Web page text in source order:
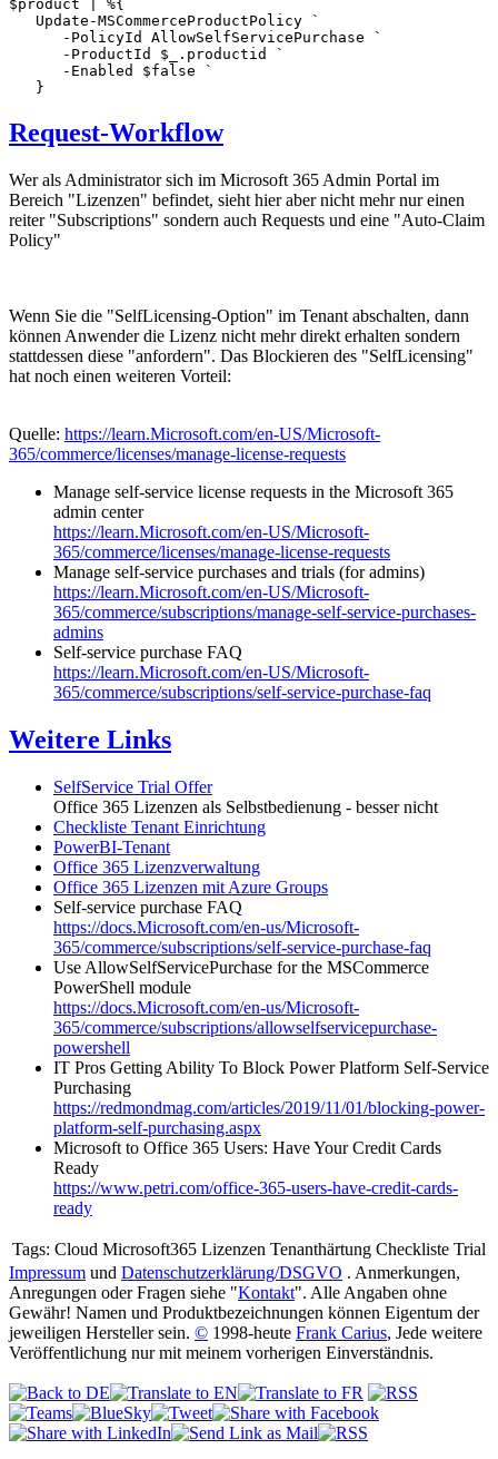
$product | %{
   Update-MSCommerceProductPolicy `
      -PolicyId AllowSelfServicePurchase `
      -ProductId $_.productid `
      -Enabled $false `
Request-Workflow
Wer als Administrator sich im Microsoft 365 Admin Portal im
Bereich "Lizenzen" befindet, sieht hier aber nicht mehr nur einen
reiter "Subscriptions" sondern auch Requests und eine "Auto-Claim
Policy"
Wenn Sie die "SelfLicensing-Option" im Tenant abschalten, dann
können Anwender die Lizenz nicht mehr direkt erhalten sondern
stattdessen diese "anfordern". Das Blockieren des "SelfLicensing"
hat noch einen weiteren Vorteil:
Quelle: https://learn.Microsoft.com/en-US/Microsoft-
365/commerce/licenses/manage-license-requests
Manage self-service license requests in the Microsoft 365
admin center
https://learn.Microsoft.com/en-US/Microsoft-
365/commerce/licenses/manage-license-requests
Manage self-service purchases and trials (for admins)
https://learn.Microsoft.com/en-US/Microsoft-
365/commerce/subscriptions/manage-self-service-purchases-
admins
Self-service purchase FAQ
https://learn.Microsoft.com/en-US/Microsoft-
365/commerce/subscriptions/self-service-purchase-faq
Weitere Links
SelfService Trial Offer
Office 365 Lizenzen als Selbstbedienung - besser nicht
Checkliste Tenant Einrichtung
PowerBI-Tenant
Office 365 Lizenzverwaltung
Office 365 Lizenzen mit Azure Groups
Self-service purchase FAQ
https://docs.Microsoft.com/en-us/Microsoft-
365/commerce/subscriptions/self-service-purchase-faq
Use AllowSelfServicePurchase for the MSCommerce
PowerShell module
https://docs.Microsoft.com/en-us/Microsoft-
365/commerce/subscriptions/allowselfservicepurchase-
powershell
IT Pros Getting Ability To Block Power Platform Self-Service
Purchasing
https://redmondmag.com/articles/2019/11/01/blocking-power-
platform-self-purchasing.aspx
Microsoft to Office 365 Users: Have Your Credit Cards
Ready
https://www.petri.com/office-365-users-have-credit-cards-
ready
Tags: Cloud Microsoft365 Lizenzen Tenanthärtung Checkliste Trial
Impressum und Datenschutzerklärung/DSGVO . Anmerkungen,
Anregungen oder Fragen siehe "Kontakt". Alle Angaben ohne
Gewähr! Namen und Produktbezeichnungen können Eigentum der
jeweiligen Hersteller sein. © 1998-heute Frank Carius, Jede weitere
Veröffentlichung nur mit meinem vorherigen Einverständnis.